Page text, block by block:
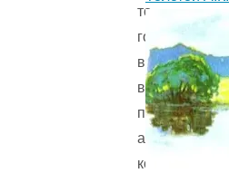
то
год
весна
выдалась
поздняя,
а
когда